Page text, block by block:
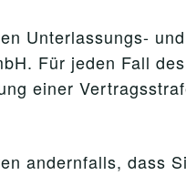
Unterlassungs-
Für jeden Fall
einer
andernfalls, dass